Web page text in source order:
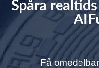
Spåra
Få